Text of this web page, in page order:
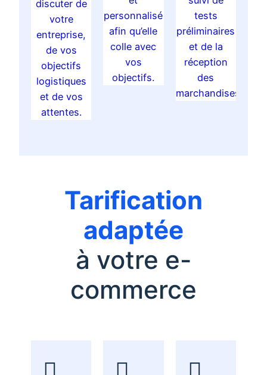
discuter de
votre
entreprise,
de vos
objectifs
logistiques
et de vos
attentes.
personnalisé
afin qu’elle
colle avec
vos
objectifs.
tests
préliminaires
et de la
réception
des
marchandises.
Tarification
adaptée
à votre e-
commerce